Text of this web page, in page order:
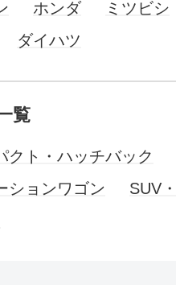
ホンダ
ミツビシ
ダイハツ
覧
クト・ハッチバック
ションワゴン
SUV